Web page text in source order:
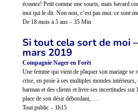
écoutez! Petit comme une souris, mais bavard
moi qui le dit. Non non, c’est pas moi: ce sont
De 18 mois à 5 ans – 35 Min
Si tout cela sort de moi
mars 2019
Compagnie Nager en Forêt
Une femme qui vient de plaquer son mariage se
crise, en proie à ses multiples mondes intérieurs,
barman et des clients et livre ses incertitudes sur
place de son désir débordant,….
Tout public – 1h15